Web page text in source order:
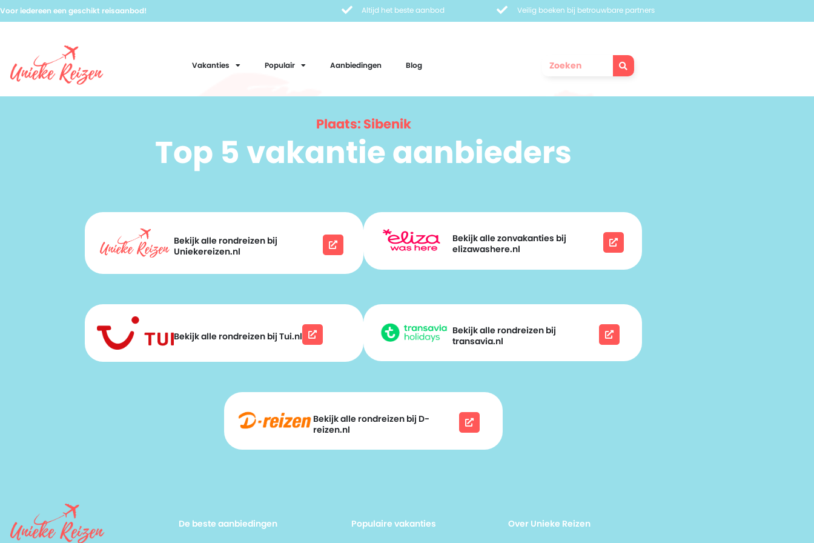
Voor iedereen een geschikt reisaanbod! Altijd het beste aanbod Veilig boeken bij betrouwbare partners
Vakanties Populair Aanbiedingen Blog
Plaats: Sibenik
Top 5 vakantie aanbieders
Bekijk alle rondreizen bij
Uniekereizen.nl
Bekijk alle zonvakanties bij
elizawashere.nl
Bekijk alle rondreizen bij Tui.nl
Bekijk alle rondreizen bij
transavia.nl
Bekijk alle rondreizen bij D-
reizen.nl
De beste aanbiedingen Populaire vakanties Over Unieke Reizen